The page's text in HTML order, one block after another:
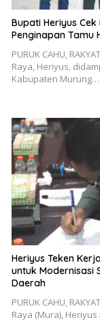
Bupati Heriyus
Penginapan Tamu
PURUK CAHU,
Raya, Heriyus,
Kabupaten Murung…
Heriyus Teken
untuk Modernisasi
Daerah
PURUK CAHU,
Raya (Mura),